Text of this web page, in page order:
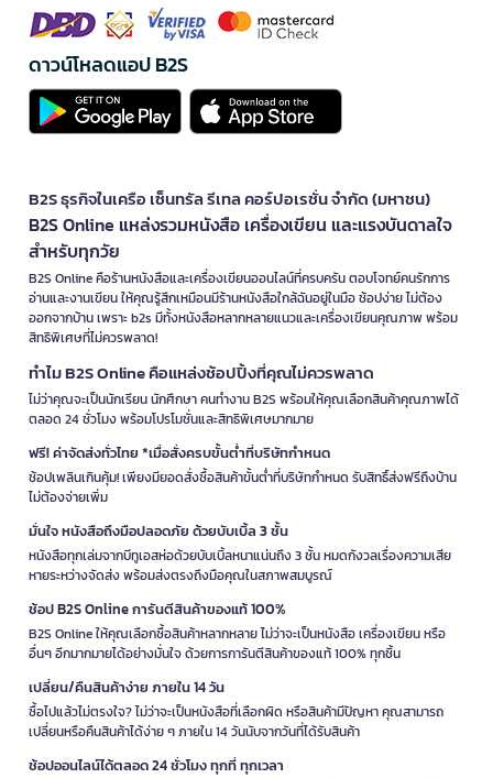
ดาวน์โหลดแอป B2S
B2S ธุรกิจในเครือ เซ็นทรัล รีเทล คอร์ปอเรชั่น จำกัด (มหาชน)
B2S Online แหล่งรวมหนังสือ เครื่องเขียน และแรงบันดาลใจ
สำหรับทุกวัย
B2S Online คือร้านหนังสือและเครื่องเขียนออนไลน์ที่ครบครัน ตอบโจทย์คนรักการ
อ่านและงานเขียน ให้คุณรู้สึกเหมือนมีร้านหนังสือใกล้ฉันอยู่ในมือ ช้อปง่าย ไม่ต้อง
ออกจากบ้าน เพราะ b2s มีทั้งหนังสือหลากหลายแนวและเครื่องเขียนคุณภาพ พร้อม
สิทธิพิเศษที่ไม่ควรพลาด!
ทำไม B2S Online คือแหล่งช้อปปิ้งที่คุณไม่ควรพลาด
ไม่ว่าคุณจะเป็นนักเรียน นักศึกษา คนทำงาน B2S พร้อมให้คุณเลือกสินค้าคุณภาพได้
ตลอด 24 ชั่วโมง พร้อมโปรโมชั่นและสิทธิพิเศษมากมาย
ฟรี! ค่าจัดส่งทั่วไทย *เมื่อสั่งครบขั้นต่ำที่บริษัทกำหนด
ช้อปเพลินเกินคุ้ม! เพียงมียอดสั่งซื้อสินค้าขั้นต่ำที่บริษัทกำหนด รับสิทธิ์ส่งฟรีถึงบ้าน
ไม่ต้องจ่ายเพิ่ม
มั่นใจ หนังสือถึงมือปลอดภัย ด้วยบับเบิ้ล 3 ชั้น
หนังสือทุกเล่มจากบีทูเอสห่อด้วยบับเบิ้ลหนาแน่นถึง 3 ชั้น หมดกังวลเรื่องความเสีย
หายระหว่างจัดส่ง พร้อมส่งตรงถึงมือคุณในสภาพสมบูรณ์
ช้อป B2S Online การันตีสินค้าของแท้ 100%
B2S Online ให้คุณเลือกซื้อสินค้าหลากหลาย ไม่ว่าจะเป็นหนังสือ เครื่องเขียน หรือ
อื่นๆ อีกมากมายได้อย่างมั่นใจ ด้วยการการันตีสินค้าของแท้ 100% ทุกชิ้น
เปลี่ยน/คืนสินค้าง่าย ภายใน 14 วัน
ซื้อไปแล้วไม่ตรงใจ? ไม่ว่าจะเป็นหนังสือที่เลือกผิด หรือสินค้ามีปัญหา คุณสามารถ
เปลี่ยนหรือคืนสินค้าได้ง่าย ๆ ภายใน 14 วันนับจากวันที่ได้รับสินค้า
ช้อปออนไลน์ได้ตลอด 24 ชั่วโมง ทุกที่ ทุกเวลา